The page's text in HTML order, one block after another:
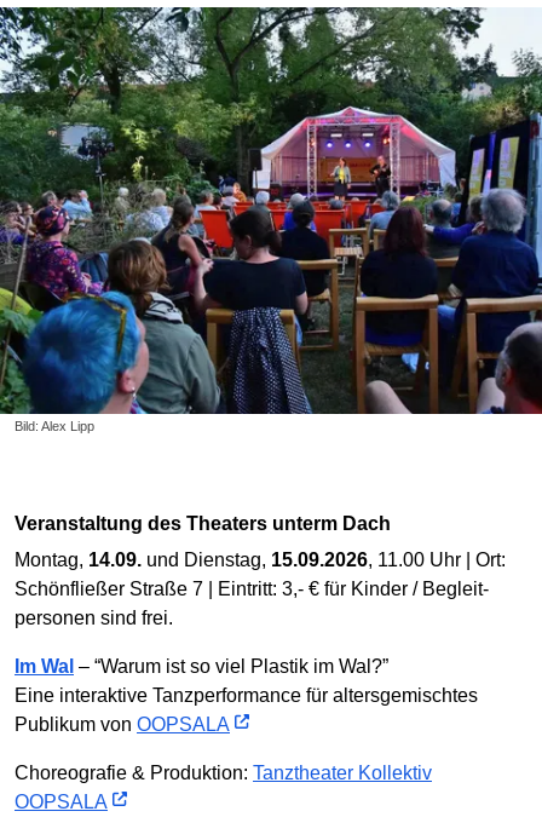
Bild: Alex Lipp
Veranstaltung des Theaters unterm Dach
Montag, 14.09. und Dienstag, 15.09.2026, 11.00 Uhr | Ort:
Schönfließer Straße 7 | Eintritt: 3,- € für Kinder / Begleit­
personen sind frei.
Im Wal – “Warum ist so viel Plastik im Wal?”
Eine interaktive Tanzperformance für altersgemischtes
Publikum von OOPSALA
Choreografie & Produktion: Tanztheater Kollektiv
OOPSALA